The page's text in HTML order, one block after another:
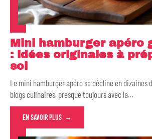
Mini hamburger apéro
: idées originales à
soi
Le mini hamburger apéro se décline en dizaines
blogs culinaires, presque toujours avec la…
EN SAVOIR PLUS